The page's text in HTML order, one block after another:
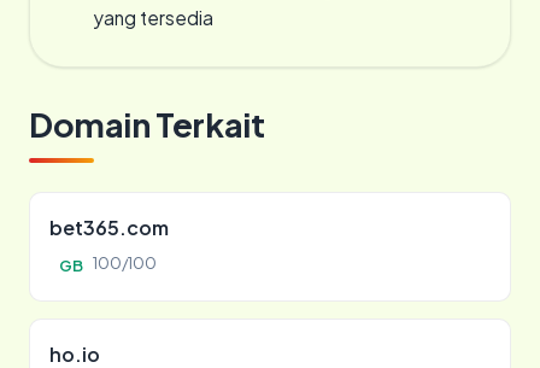
yang tersedia
Domain Terkait
bet365.com
GB 100/100
ho.io